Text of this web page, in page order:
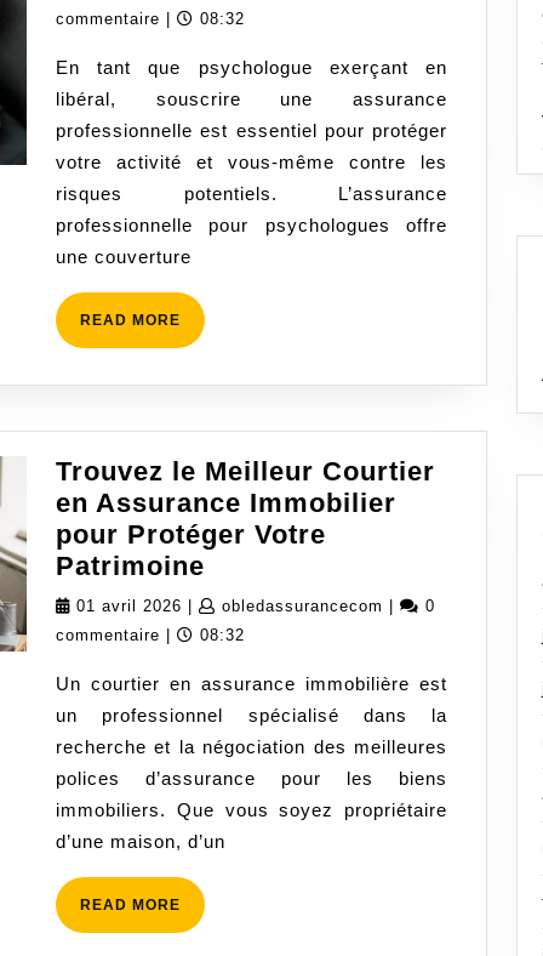
:
Protégez
Votre
Pratique
juin
commentaire
08:32
En tant que psychologue exerçant en
libéral, souscrire une assurance
professionnelle est essentiel pour protéger
votre activité et vous-même contre les
risques potentiels. L’assurance
professionnelle pour psychologues offre
une couverture
READ MORE READ
MORE
Trouvez le Meilleur Courtier
en Assurance Immobilier
pour Protéger Votre
Patrimoine
le
Meilleur
en
Assurance
Immobilier
pour
Protéger
Votre
01 avril 2026 01
avril
obledassurancecom obledassurancecom
0
commentaire
08:32
Un courtier en assurance immobilière est
un professionnel spécialisé dans la
recherche et la négociation des meilleures
polices d’assurance pour les biens
immobiliers. Que vous soyez propriétaire
d’une maison, d’un
READ MORE READ
MORE